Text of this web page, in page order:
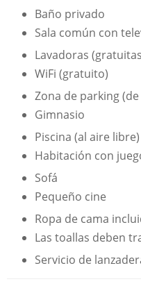
Baño privado
Sala común con
Lavadoras
WiFi (gratuito)
Zona de parking
Gimnasio
Piscina (al aire libre)
Habitación con
Sofá
Pequeño cine
Ropa de cama
Las toallas deben
Servicio de